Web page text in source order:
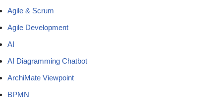
Agile & Scrum
Agile Development
AI
AI Diagramming Chatbot
ArchiMate Viewpoint
BPMN